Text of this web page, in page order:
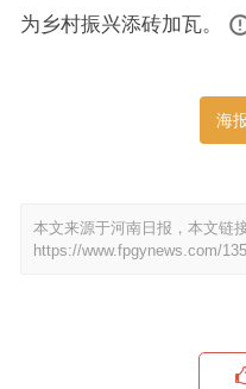
为乡村振兴添砖加瓦。
海
本文来源于河南日报，本文链接
https://www.fpgynews.com/